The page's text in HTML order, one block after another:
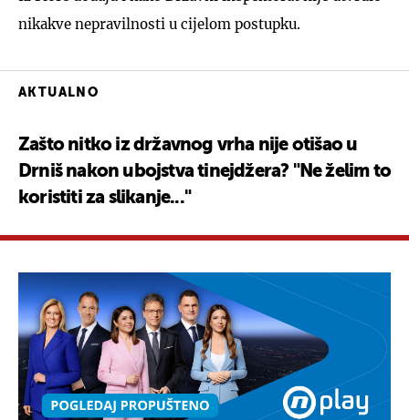
nikakve nepravilnosti u cijelom postupku.
AKTUALNO
Zašto nitko iz državnog vrha nije otišao u
Drniš nakon ubojstva tinejdžera? "Ne želim to
koristiti za slikanje..."